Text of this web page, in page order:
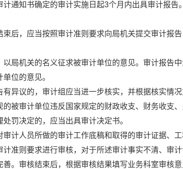
通知书确定的审计实施日起3个月内出具审计报告
后，应当按照审计准则要求向局机关提交审计报
局机关的名义征求被审计单位的意见。审计报告
位的意见。
异议的，审计组应当进一步核实，并根据核实情况
被审计单位违反国家规定的财政收支、财务收支
罚决定的，应当出具审计决定书。
计人员所做的审计工作底稿和取得的审计证据、
准则要求进行审核，对于所述审计事实不清、审
。审核结束后，根据审核结果填写业务科室审核意